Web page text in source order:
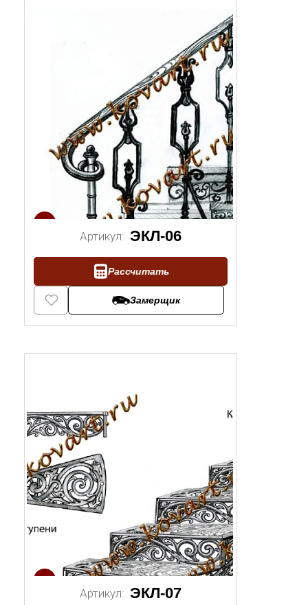
Артикул: ЭКЛ-06
Рассчитать
Замерщик
Артикул: ЭКЛ-07